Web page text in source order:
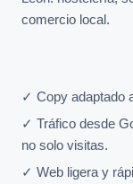
comercio local.
✓ Copy adaptado
✓ Tráfico desde
no solo visitas.
✓ Web ligera y